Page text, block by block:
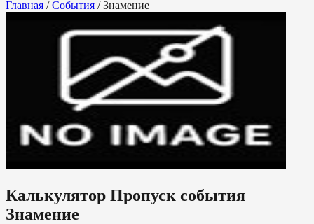
Главная / События / Знамение
Калькулятор Пропуск события
Знамение